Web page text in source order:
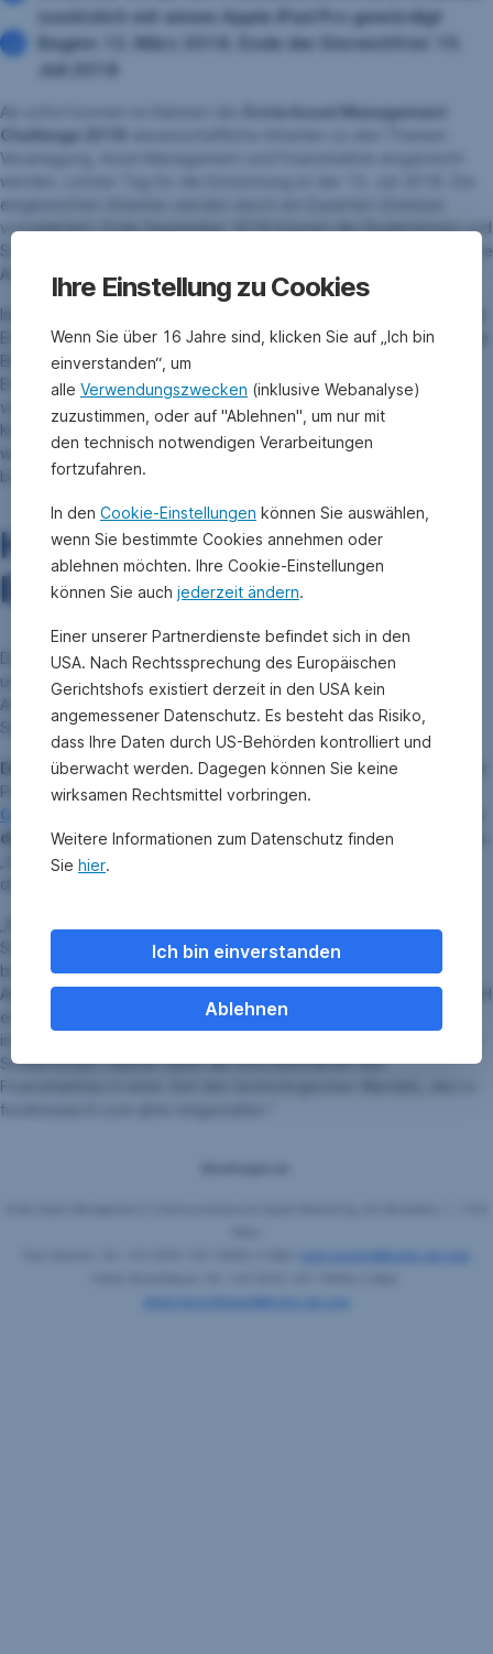
zusätzlich mit einem Apple iPad Pro gewürdigt
Beginn 12. März 2018. Ende der Einreichfrist 15.
Ab sofort können im Rahmen der
Erste Asset Management
Challenge 2018
Veranlagung, Asset Management und Finanzmärkte eingereicht
werden. Letzter Tag für die Einreichung ist der 15. Juli 2018. Die
eingereichten Arbeiten werden durch ein Experten-Gremium
vorselektiert. Ende September 2018 können die Studentinnen und
Studenten der besten 10 Arbeiten vor dem Experten-Gremium ihre
Arbeiten präsentieren und diskutieren.
Immer mehr Universitäten, Fachhochschulen und wissenschaftliche
Einrichtungen bieten eine Ausrichtung ihres Lehrangebotes auf die
Bedürfnisse der Finanzwirtschaft an und verzeichnen dabei
Erfolge. Erste Asset Management als größter heimischer Anbieter
von Investmentfonds und Veranlagungslösungen möchte nun in
Kooperation mit
e-fundresearch.com
herausragende
wissenschaftliche Arbeiten auf diesem Gebiet vor den Vorhang
bringen.
Hauptpreis: Praktikum in
Erste Asset Management
Die Preisträger werden in ihrem beruflichen Fortkommen
unterstützt. „Als Hauptpreis werden wir ein Praktikum bei Erste
Asset Management vergeben“, kündigt Erste AM Personalchef
Stefan Haderer an.
Die besten drei Arbeitenwerden zusätzlich mit einem Apple iPad
Pro gewürdigt,die Top 10 Arbeitenwerden als Gastbeitrag im
Corporate Blog der Erste Asset Management
die besten 25 Arbeitenerhalten ein Zertifikat über die Teilnahme.
„Eine Auszeichnung und zusätzliches Hervorhebungsmerkmal für
den Lebenslauf“, so Haderer.
Studentinnen und Studenten für den Finanzmarkt zu begeistern“,
betont Erste Asset Management-Geschäftsführer Heinz Bednar.
Albert Reiter, Geschäftsführer der e-fundresearch.com Data GmbH
ergänzt: „Wir bieten unentdeckten Talenten die Chance,
innovative Research-Arbeiten und Lösungen zu präsentieren. Die
Studierenden stärken damit die Innovationskraft des
Finanzmarktes in einer Zeit des technologischen Wandels, den e-
fundresearch.com aktiv mitgestaltet.“
Ihre Einstellung zu Cookies
Wenn Sie über 16 Jahre sind, klicken Sie auf „Ich bin
einverstanden“, um
alle Verwendungszwecken (inklusive Webanalyse)
zuzustimmen, oder auf "Ablehnen", um nur mit
den technisch notwendigen Verarbeitungen
fortzufahren.
In den Cookie-Einstellungen können Sie auswählen,
wenn Sie bestimmte Cookies annehmen oder
ablehnen möchten. Ihre Cookie-Einstellungen
können Sie auch jederzeit ändern.
Einer unserer Partnerdienste befindet sich in den
USA. Nach Rechtssprechung des Europäischen
Gerichtshofs existiert derzeit in den USA kein
angemessener Datenschutz. Es besteht das Risiko,
dass Ihre Daten durch US-Behörden kontrolliert und
überwacht werden. Dagegen können Sie keine
wirksamen Rechtsmittel vorbringen.
Weitere Informationen zum Datenschutz finden
Sie hier.
Ich bin einverstanden
Ablehnen